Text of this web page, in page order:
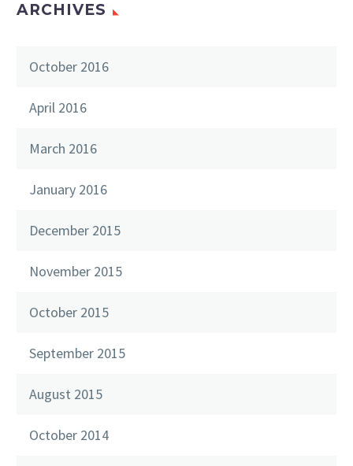
ARCHIVES
October 2016
April 2016
March 2016
January 2016
December 2015
November 2015
October 2015
September 2015
August 2015
October 2014